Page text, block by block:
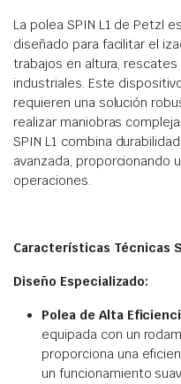
La polea SPIN L1 de Petzl
diseñado para facilitar el
trabajos en altura,
industriales. Este
requieren una solución
realizar maniobras
SPIN L1 combina
avanzada, proporcionando
operaciones.
Características Técnicas
Diseño Especializado:
Polea de Alta
equipada con un
proporciona una
un funcionamiento